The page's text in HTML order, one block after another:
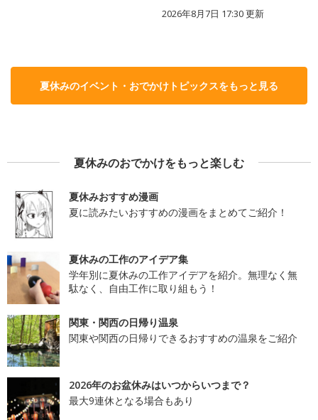
2026年8月7日 17:30更新
夏休みのイベント・おでかけトピックスをもっと見る
夏休みのおでかけをもっと楽しむ
夏休みおすすめ漫画
夏に読みたいおすすめの漫画をまとめてご紹介！
夏休みの工作のアイデア集
学年別に夏休みの工作アイデアを紹介。無理なく無
駄なく、自由工作に取り組もう！
関東・関西の日帰り温泉
関東や関西の日帰りできるおすすめの温泉をご紹介
2026年のお盆休みはいつからいつまで？
最大9連休となる場合もあり